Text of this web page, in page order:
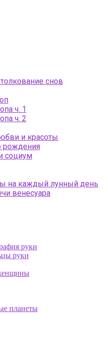
снов
ч. 1
ч. 2
и красоты
рождения
социум
на каждый лунный день
венесуара
руки
руки
планеты